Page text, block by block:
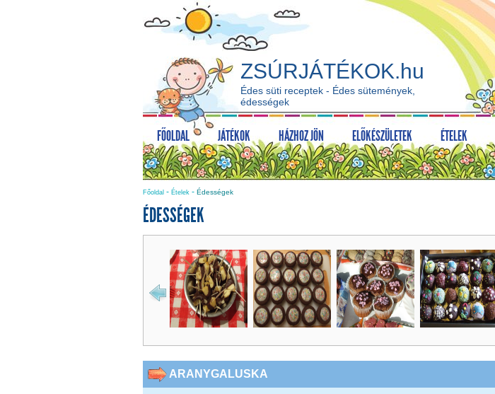
ZSÚRJÁTÉKOK.hu
Édes süti receptek - Édes sütemények,
édességek
FŐOLDAL JÁTÉKOK HÁZHOZ JÖN ELŐKÉSZÜLETEK ÉTELEK
Főoldal - Ételek - Édességek
ÉDESSÉGEK
ARANYGALUSKA